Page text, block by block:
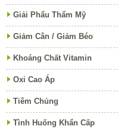
Giải Phẩu Thẩm Mỹ
Giảm Cân / Giảm Béo
Khoáng Chất Vitamin
Oxi Cao Áp
Tiêm Chủng
Tình Huống Khẩn Cấp